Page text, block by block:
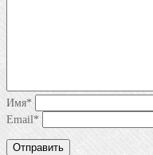
Имя*
Email*